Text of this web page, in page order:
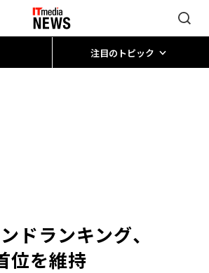
注目のトピック
ドランキング、
位を維持